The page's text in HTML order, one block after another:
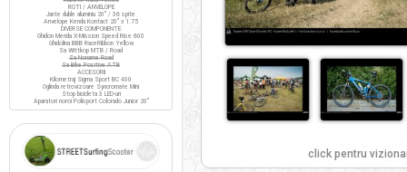
click pentru
ROTI / ANVELOPE
Jante duble aluminiu 20" / 36 spite
Anvelope Kenda Kontact 20" x 1.75
DIVERSE COMPONENTE
Ghidon Merida X-Mission Speed Rise 600
Ghidolina BBB RaceRibbon Yellow
Sa Wittkop MTB / Road
Sa Noname Road
Sa Bike Positive ATB
ACCESORII
Kilometraj Sigma Sport BC 400
Oglinda retrovizoare Syncromate Mini
Stop bicicleta 3 LED-uri
Aparatori noroi Polisport Colorado Junior 20"